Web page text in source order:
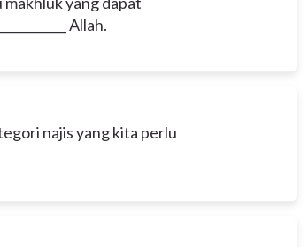
Allah.
najis yang kita perlu